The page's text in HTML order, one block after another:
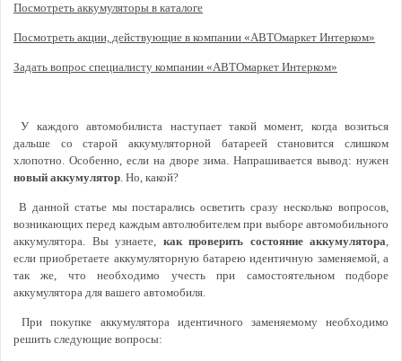
Посмотреть аккумуляторы в каталоге
Посмотреть акции, действующие в компании «АВТОмаркет Интерком»
Задать вопрос специалисту компании «АВТОмаркет Интерком»
У каждого автомобилиста наступает такой момент, когда возиться
дальше со старой аккумуляторной батареей становится слишком
хлопотно. Особенно, если на дворе зима. Напрашивается вывод: нужен
новый аккумулятор. Но, какой?
В данной статье мы постарались осветить сразу несколько вопросов,
возникающих перед каждым автолюбителем при выборе автомобильного
аккумулятора. Вы узнаете, как проверить состояние аккумулятора,
если приобретаете аккумуляторную батарею идентичную заменяемой, а
так же, что необходимо учесть при самостоятельном подборе
аккумулятора для вашего автомобиля.
При покупке аккумулятора идентичного заменяемому необходимо
решить следующие вопросы: